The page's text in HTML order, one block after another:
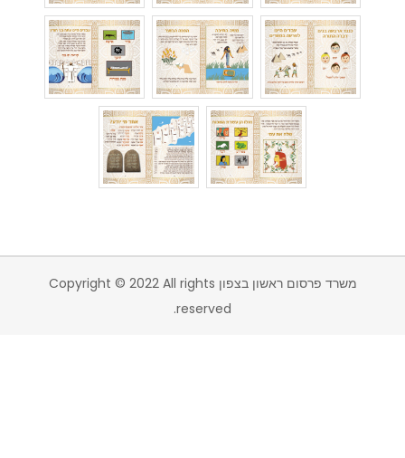
משרד פרסום ראשון בצפון Copyright © 2022 All rights
reserved.